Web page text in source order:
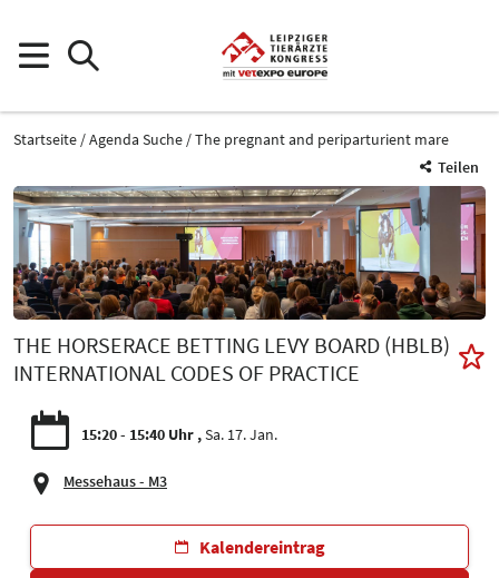
Startseite Agenda Suche
The pregnant and periparturient mare
Teilen
THE HORSERACE BETTING LEVY BOARD (HBLB)
INTERNATIONAL CODES OF PRACTICE
15:20 - 15:40 Uhr Sa. 17. Jan.
Messehaus - M3
Kalendereintrag